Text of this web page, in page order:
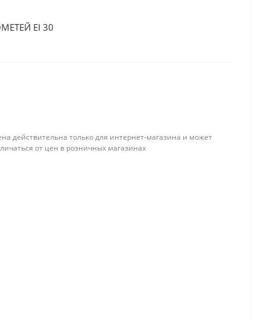
EI 30
действительна только для интернет-магазина и может
от цен в розничных магазинах